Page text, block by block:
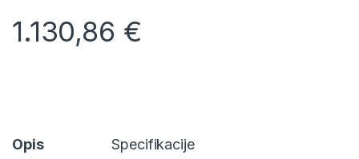
1.130,86 €
Opis Specifikacije